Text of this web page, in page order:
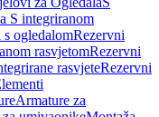
S integriranom
s ogledalomRezervni
rasvjetomRezervni
rasvjeteRezervni
Armature za